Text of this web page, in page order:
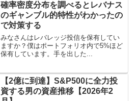
確率密度分布を調べるとレバナス
のギャンブル的特性がわかったの
で対策する
みなさんはレバレッジ投信を保有してい
ますか？僕はポートフォリオ内で5%ほど
保有しています。手を出した...
【2億に到達】S&P500に全力投
資する男の資産推移【2026年2